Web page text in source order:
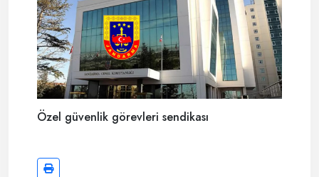
Özel güvenlik görevleri sendikası